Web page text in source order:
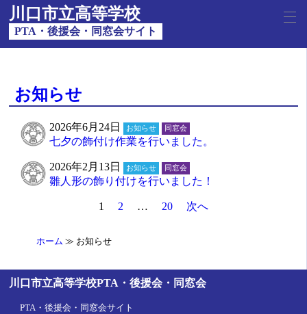
川口市立高等学校
PTA・後援会・同窓会サイト
お知らせ
2026年6月24日 お知らせ 同窓会
七夕の飾付け作業を行いました。
2026年2月13日 お知らせ 同窓会
雛人形の飾り付けを行いました！
1 2 … 20 次へ
ホーム お知らせ
川口市立高等学校PTA・後援会・同窓会
PTA・後援会・同窓会サイト